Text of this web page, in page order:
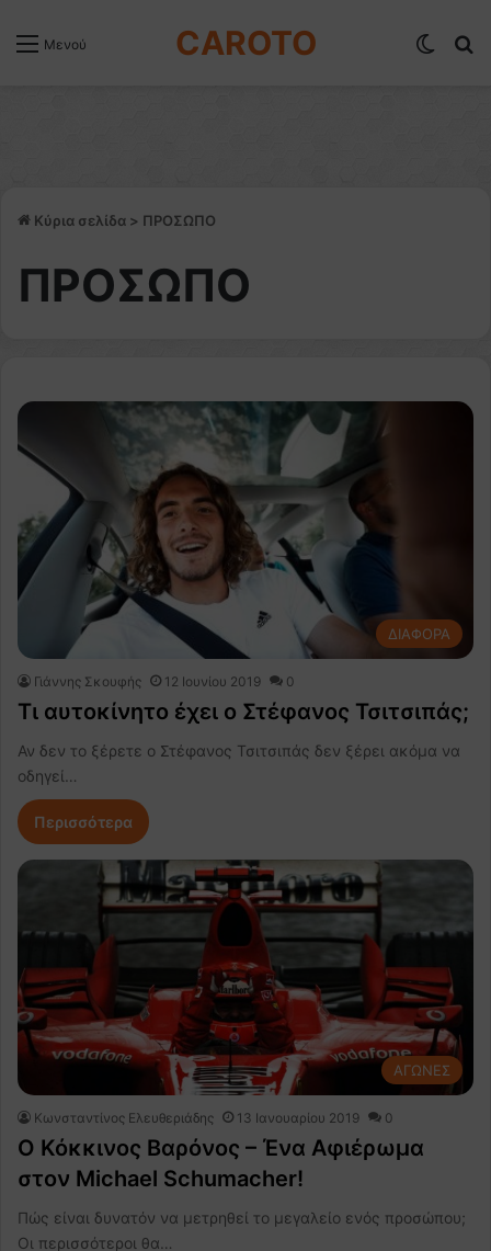
Μενού CAROTO
Κύρια σελίδα > ΠΡΟΣΩΠΟ
ΠΡΟΣΩΠΟ
ΔΙΑΦΟΡΑ
Γιάννης Σκουφής 12 Ιουνίου 2019 0
Τι αυτοκίνητο έχει ο Στέφανος Τσιτσιπάς;
Αν δεν το ξέρετε ο Στέφανος Τσιτσιπάς δεν ξέρει ακόμα να
οδηγεί…
Περισσότερα
ΑΓΩΝΕΣ
Κωνσταντίνος Ελευθεριάδης 13 Ιανουαρίου 2019 0
Ο Κόκκινος Βαρόνος – Ένα Αφιέρωμα
στον Michael Schumacher!
Πώς είναι δυνατόν να μετρηθεί το μεγαλείο ενός προσώπου;
Οι περισσότεροι θα…